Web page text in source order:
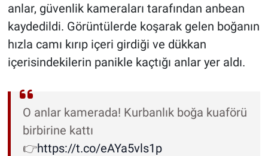
anlar, güvenlik kameraları tarafından anbean
kaydedildi. Görüntülerde koşarak gelen boğanın
hızla camı kırıp içeri girdiği ve dükkan
içerisindekilerin panikle kaçtığı anlar yer aldı.
O anlar kamerada! Kurbanlık boğa kuaförü
birbirine kattı
👉https://t.co/eAYa5vls1p